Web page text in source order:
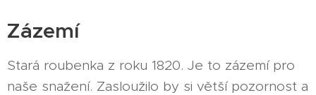
Zázemí
Stará roubenka z roku 1820. Je to zázemí pro
naše snažení. Zasloužilo by si větší pozornost a